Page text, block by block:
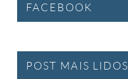
FACEBOOK
POST MAIS LIDOS